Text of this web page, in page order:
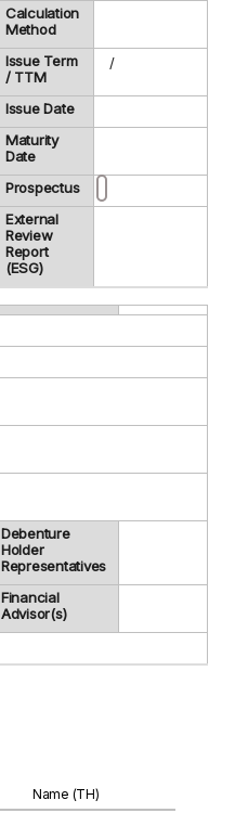
Calculation
Method
Issue Term
/ TTM
/
Issue Date
Maturity
Date
Prospectus
External
Review
Report
(ESG)
Debenture
Holder
Representatives
Financial
Advisor(s)
Name (TH)